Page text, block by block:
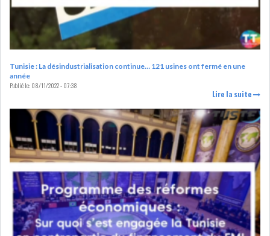
PRIVATISATION
SOCIÉTÉS
MATIÈRES PREMIÈRES RATING
MÉDIAS EDUCATION
TOURISME
DONNÉES
Tunisie : La désindustrialisation continue… 121 usines ont fermé en une
année
Publié le:08/11/2022 - 07:38
Lire la suite